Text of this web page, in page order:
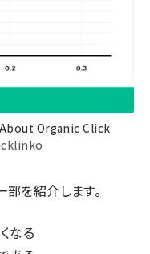
Organic Click
を紹介します。
なる